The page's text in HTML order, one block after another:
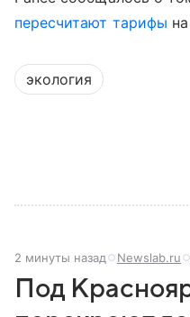
пересчитают тарифы
экология
2 минуты назад Newslab.ru
Под